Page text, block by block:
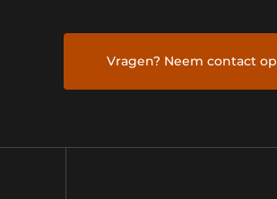
Vragen? Neem contact op